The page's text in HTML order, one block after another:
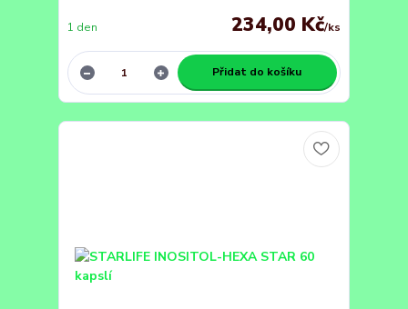
234,00 Kč/ks
1 den
Přidat do košíku